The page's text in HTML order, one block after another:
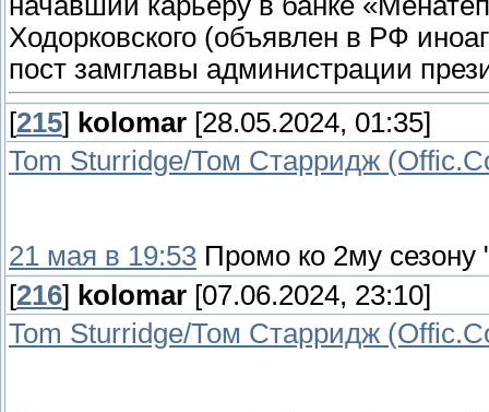
Ходорковского (объявлен в РФ
пост замглавы администрации
[215] kolomar [28.05.2024, 01:35]
Tom Sturridge/Том Старридж
21 мая в 19:53 Промо ко 2му
[216] kolomar [07.06.2024, 23:10]
Tom Sturridge/Том Старридж